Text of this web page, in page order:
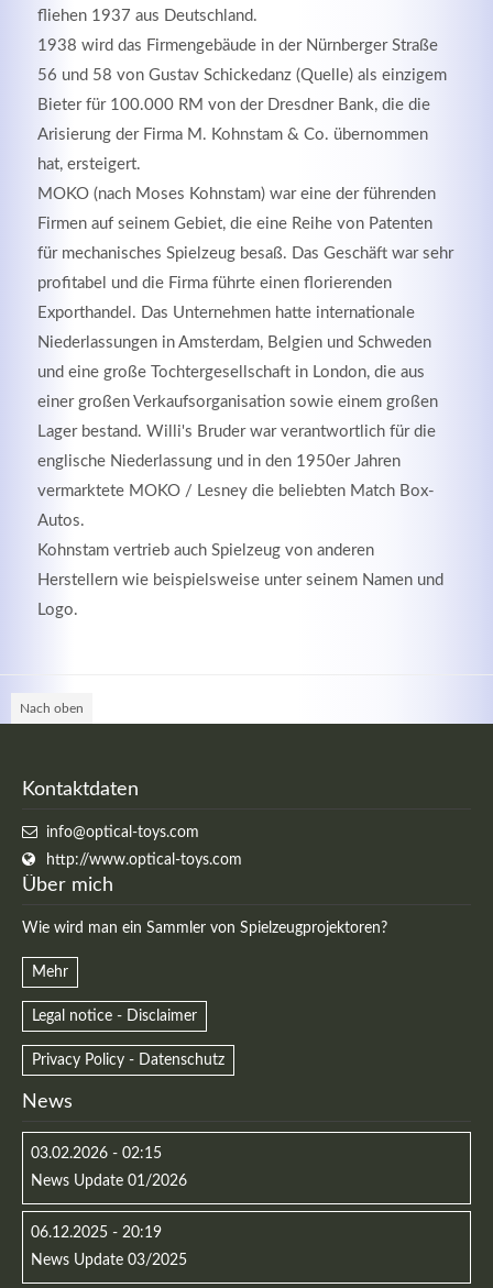
fliehen 1937 aus Deutschland.
1938 wird das Firmengebäude in der Nürnberger Straße
56 und 58 von Gustav Schickedanz (Quelle) als einzigem
Bieter für 100.000 RM von der Dresdner Bank, die die
Arisierung der Firma M. Kohnstam & Co. übernommen
hat, ersteigert.
MOKO (nach Moses Kohnstam) war eine der führenden
Firmen auf seinem Gebiet, die eine Reihe von Patenten
für mechanisches Spielzeug besaß. Das Geschäft war sehr
profitabel und die Firma führte einen florierenden
Exporthandel. Das Unternehmen hatte internationale
Niederlassungen in Amsterdam, Belgien und Schweden
und eine große Tochtergesellschaft in London, die aus
einer großen Verkaufsorganisation sowie einem großen
Lager bestand. Willi's Bruder war verantwortlich für die
englische Niederlassung und in den 1950er Jahren
vermarktete MOKO / Lesney die beliebten Match Box-
Autos.
Kohnstam vertrieb auch Spielzeug von anderen
Herstellern wie beispielsweise unter seinem Namen und
Logo.
Nach oben
Kontaktdaten
info@optical-toys.com
http://www.optical-toys.com
Über mich
Wie wird man ein Sammler von Spielzeugprojektoren?
Mehr
Legal notice - Disclaimer
Privacy Policy - Datenschutz
News
03.02.2026 - 02:15
News Update 01/2026
06.12.2025 - 20:19
News Update 03/2025
Modern & Simple
Lorem ipsum dolor sit amet, consectetuer adipiscing
elit. Aenean commodo ligula eget dolor.
MEHR INFOS
Kontaktdaten
Herbert
info@optical-toys.com
http://www.optical-toys.com
Login